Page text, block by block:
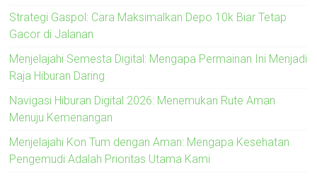
Strategi Gaspol: Cara Maksimalkan Depo 10k Biar Tetap
Gacor di Jalanan
Menjelajahi Semesta Digital: Mengapa Permainan Ini Menjadi
Raja Hiburan Daring
Navigasi Hiburan Digital 2026: Menemukan Rute Aman
Menuju Kemenangan
Menjelajahi Kon Tum dengan Aman: Mengapa Kesehatan
Pengemudi Adalah Prioritas Utama Kami